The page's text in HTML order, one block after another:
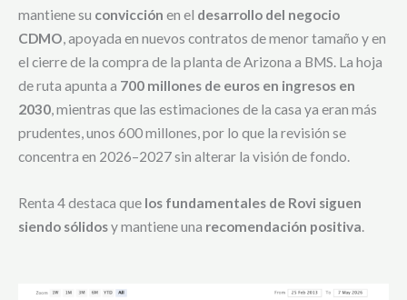
mantiene su convicción en el desarrollo del negocio
CDMO, apoyada en nuevos contratos de menor tamaño y en
el cierre de la compra de la planta de Arizona a BMS. La hoja
de ruta apunta a 700 millones de euros en ingresos en
2030, mientras que las estimaciones de la casa ya eran más
prudentes, unos 600 millones, por lo que la revisión se
concentra en 2026–2027 sin alterar la visión de fondo.
Renta 4 destaca que los fundamentales de Rovi siguen
siendo sólidosy mantiene una recomendación positiva.